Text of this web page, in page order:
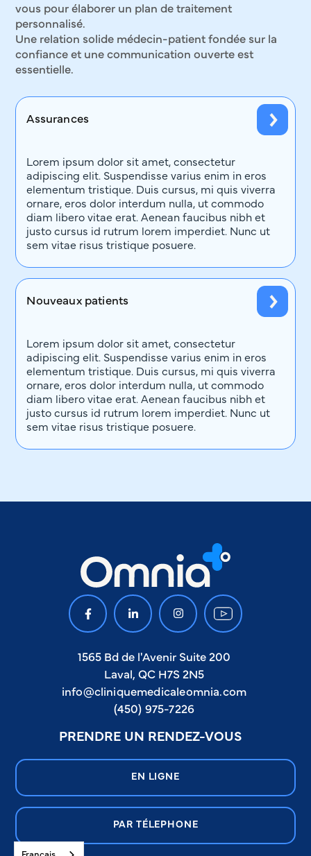
vous pour élaborer un plan de traitement
personnalisé.
Une relation solide médecin-patient fondée sur la
confiance et une communication ouverte est
essentielle.
Assurances
Lorem ipsum dolor sit amet, consectetur
adipiscing elit. Suspendisse varius enim in eros
elementum tristique. Duis cursus, mi quis viverra
ornare, eros dolor interdum nulla, ut commodo
diam libero vitae erat. Aenean faucibus nibh et
justo cursus id rutrum lorem imperdiet. Nunc ut
sem vitae risus tristique posuere.
Nouveaux patients
Lorem ipsum dolor sit amet, consectetur
adipiscing elit. Suspendisse varius enim in eros
elementum tristique. Duis cursus, mi quis viverra
ornare, eros dolor interdum nulla, ut commodo
diam libero vitae erat. Aenean faucibus nibh et
justo cursus id rutrum lorem imperdiet. Nunc ut
sem vitae risus tristique posuere.
1565 Bd de l'Avenir Suite 200
Laval, QC H7S 2N5
info@cliniquemedicaleomnia.com
(450) 975-7226
PRENDRE UN RENDEZ-VOUS
EN LIGNE
PAR TÉLEPHONE